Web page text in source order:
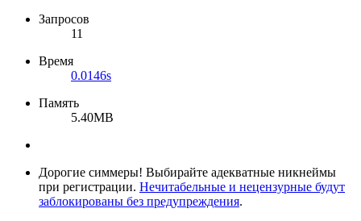
Запросов
11
Время
0.0146s
Память
5.40MB
Дорогие симмеры! Выбирайте адекватные никнеймы
при регистрации. Нечитабельные и нецензурные будут
заблокированы без предупреждения.